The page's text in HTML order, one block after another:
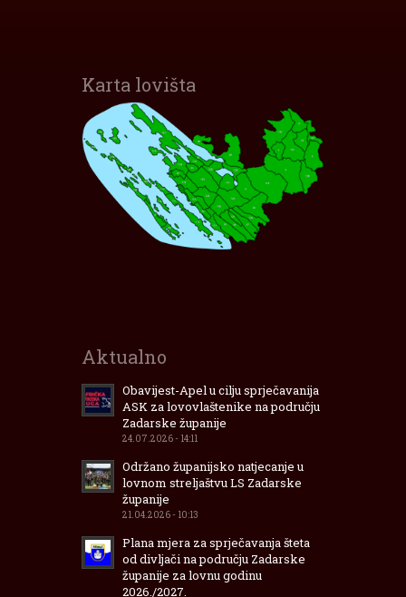
Karta lovišta
Interaktivna karta lovišta
Zadarske Županije
Aktualno
Obavijest-Apel u cilju sprječavanija
ASK za lovovlaštenike na području
Zadarske županije
24.07.2026 - 14:11
Održano županijsko natjecanje u
lovnom streljaštvu LS Zadarske
županije
21.04.2026 - 10:13
Plana mjera za sprječavanja šteta
od divljači na području Zadarske
županije za lovnu godinu
2026./2027.